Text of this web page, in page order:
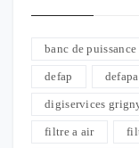
banc de puissance
defap
digiservices
filtre a air